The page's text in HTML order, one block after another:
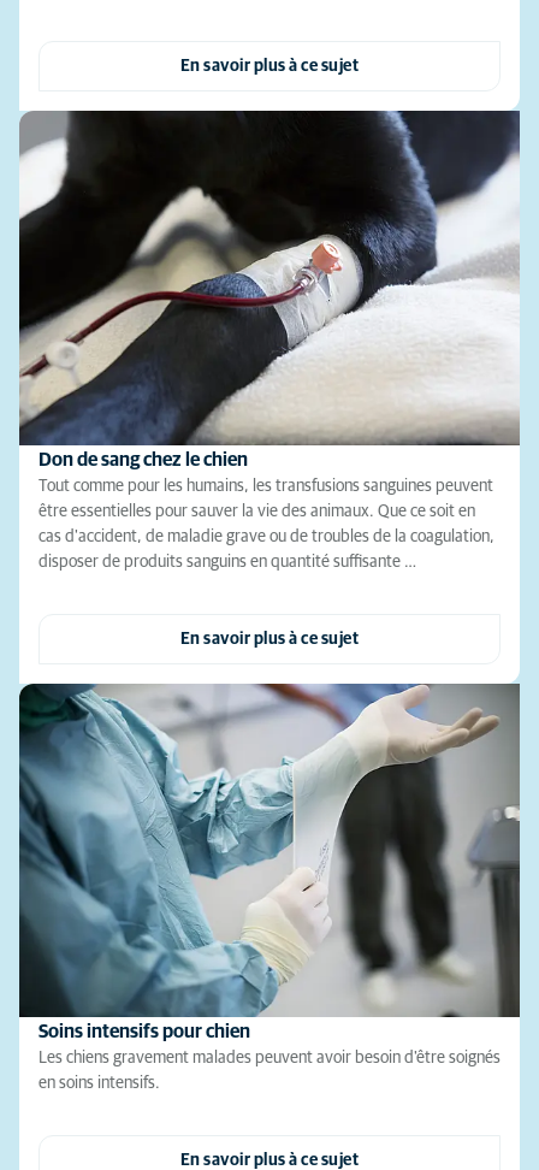
En savoir plus à ce sujet
Don de sang chez le chien
Tout comme pour les humains, les transfusions sanguines peuvent
être essentielles pour sauver la vie des animaux. Que ce soit en
cas d'accident, de maladie grave ou de troubles de la coagulation,
disposer de produits sanguins en quantité suffisante …
En savoir plus à ce sujet
Soins intensifs pour chien
Les chiens gravement malades peuvent avoir besoin d'être soignés
en soins intensifs.
En savoir plus à ce sujet